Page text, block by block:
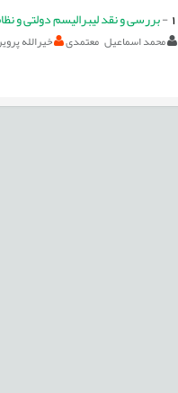
1
-بررسی و نقد لیبرالیسم دولتی و
محمد اسماعیل معتمدی خیرالله